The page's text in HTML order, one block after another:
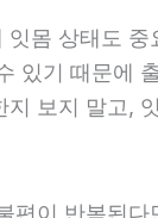
잇몸 상태도
있기 때문에
지 보지 말고,
편이 반복된